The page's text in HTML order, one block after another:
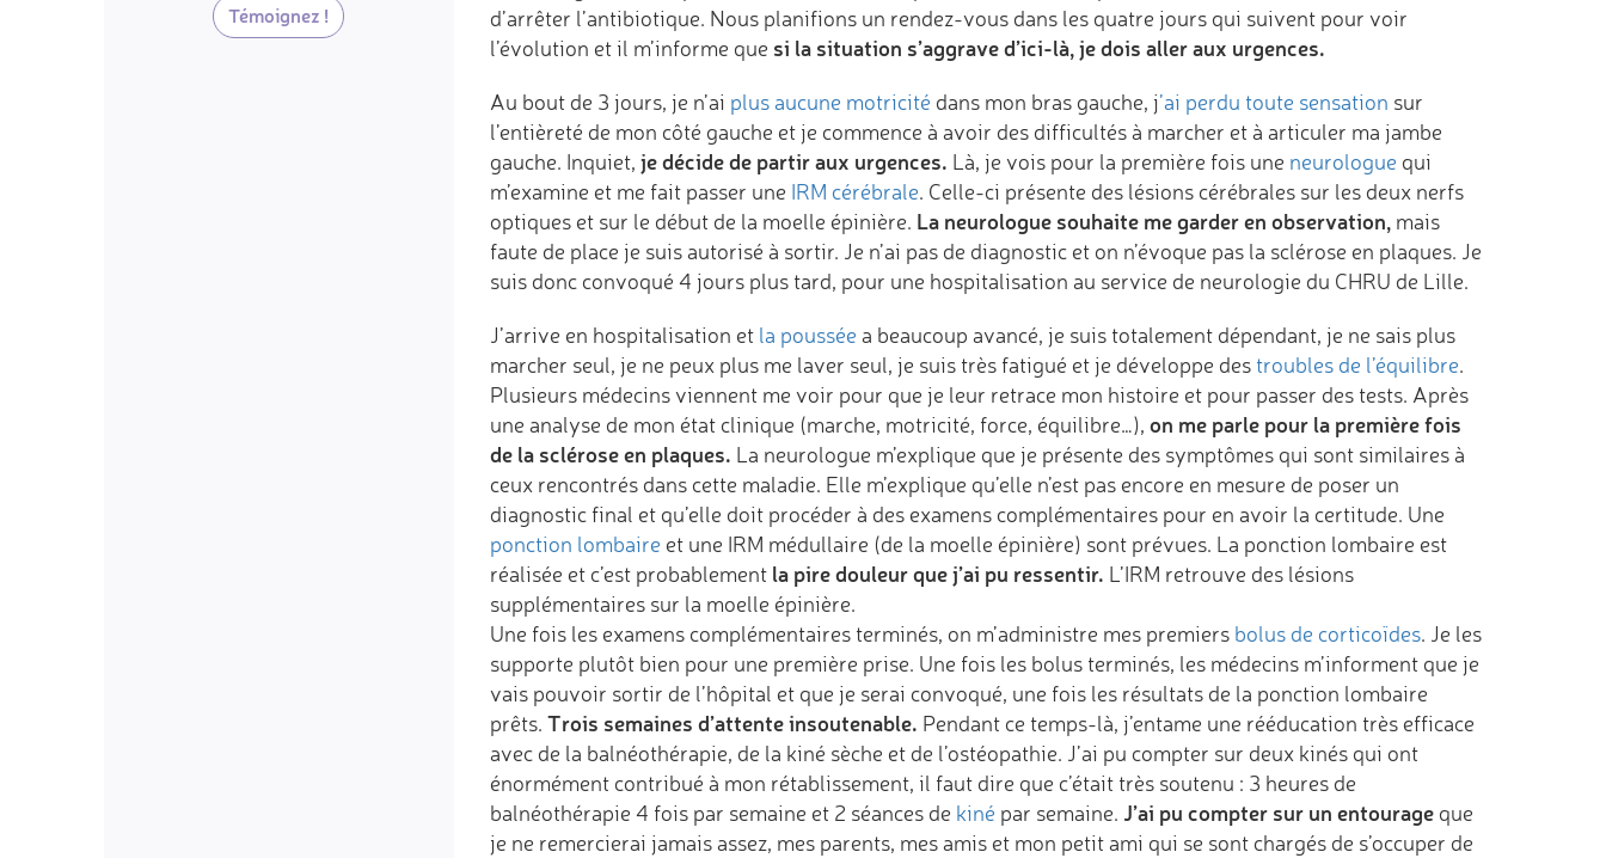
Témoignez !
d’arrêter l’antibiotique. Nous planifions un rendez-vous dans les quatre jours qui suivent pour voir
l’évolution et il m’informe que si la situation s’aggrave d’ici-là, je dois aller aux urgences.
Au bout de 3 jours, je n’ai plus aucune motricité dans mon bras gauche, j’ai perdu toute sensation sur
l’entièreté de mon côté gauche et je commence à avoir des difficultés à marcher et à articuler ma jambe
gauche. Inquiet, je décide de partir aux urgences. Là, je vois pour la première fois une neurologue qui
m’examine et me fait passer une IRM cérébrale. Celle-ci présente des lésions cérébrales sur les deux nerfs
optiques et sur le début de la moelle épinière. La neurologue souhaite me garder en observation,mais
faute de place je suis autorisé à sortir. Je n’ai pas de diagnostic et on n’évoque pas la sclérose en plaques. Je
suis donc convoqué 4 jours plus tard, pour une hospitalisation au service de neurologie du CHRU de Lille.
J’arrive en hospitalisation et la poussée a beaucoup avancé, je suis totalement dépendant, je ne sais plus
marcher seul, je ne peux plus me laver seul, je suis très fatigué et je développe des troubles de l’équilibre.
Plusieurs médecins viennent me voir pour que je leur retrace mon histoire et pour passer des tests. Après
une analyse de mon état clinique (marche, motricité, force, équilibre…), on me parle pour la première fois
de la sclérose en plaques. La neurologue m’explique que je présente des symptômes qui sont similaires à
ceux rencontrés dans cette maladie. Elle m’explique qu’elle n’est pas encore en mesure de poser un
diagnostic final et qu’elle doit procéder à des examens complémentaires pour en avoir la certitude. Une
ponction lombaire et une IRM médullaire (de la moelle épinière) sont prévues. La ponction lombaire est
réalisée et c’est probablement la pire douleur que j’ai pu ressentir. L’IRM retrouve des lésions
supplémentaires sur la moelle épinière.
Une fois les examens complémentaires terminés, on m’administre mes premiers bolus de corticoïdes. Je les
supporte plutôt bien pour une première prise. Une fois les bolus terminés, les médecins m’informent que je
vais pouvoir sortir de l’hôpital et que je serai convoqué, une fois les résultats de la ponction lombaire
prêts. Trois semaines d’attente insoutenable. Pendant ce temps-là, j’entame une rééducation très efficace
avec de la balnéothérapie, de la kiné sèche et de l’ostéopathie. J’ai pu compter sur deux kinés qui ont
énormément contribué à mon rétablissement, il faut dire que c’était très soutenu : 3 heures de
balnéothérapie 4 fois par semaine et 2 séances de kiné par semaine. J’ai pu compter sur un entourageque
je ne remercierai jamais assez, mes parents, mes amis et mon petit ami qui se sont chargés de s’occuper de